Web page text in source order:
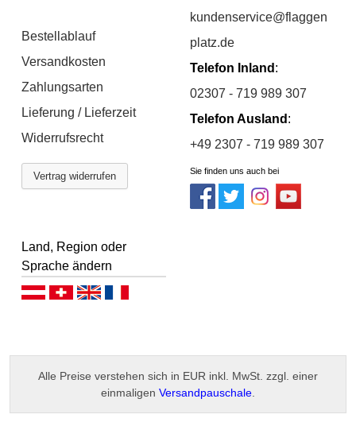
Bestellablauf
Versandkosten
Zahlungsarten
Lieferung / Lieferzeit
Widerrufsrecht
Vertrag widerrufen
kundenservice@flaggen
platz.de
Telefon Inland :
02307 - 719 989 307
Telefon Ausland :
+49 2307 - 719 989 307
Sie finden uns auch bei
Land, Region oder
Sprache ändern
Deutsch (AT)Deutsch (CH)
Alle Preise verstehen sich in EUR inkl. MwSt. zzgl. einer
einmaligen Versandpauschale